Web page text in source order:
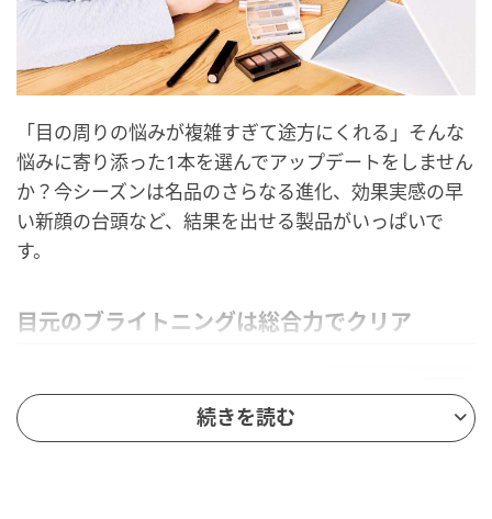
「目の周りの悩みが複雑すぎて途方にくれる」そんな
悩みに寄り添った1本を選んでアップデートをしません
か？今シーズンは名品のさらなる進化、効果実感の早
い新顔の台頭など、結果を出せる製品がいっぱいで
す。
目元のブライトニングは総合力でクリア
続きを読む